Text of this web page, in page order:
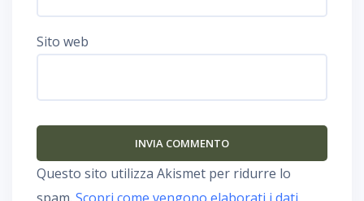
Sito web
Questo sito utilizza Akismet per ridurre lo
spam. Scopri come vengono elaborati i dati